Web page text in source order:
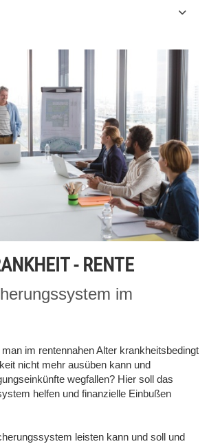
- RENTE
im
im rentennahen Alter krankheitsbedingt
nicht mehr ausüben kann und
wegfallen? Hier soll das
helfen und finanzielle Einbußen
leisten kann und soll und